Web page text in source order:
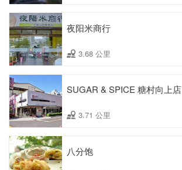
夜阳米商行
3.68 公里
SUGAR & SPICE 糖村向上店
3.71 公里
八分饱